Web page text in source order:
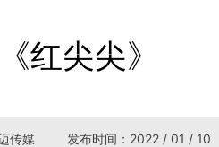
《红尖尖》
迈传媒 发布时间：2022 / 01 / 10